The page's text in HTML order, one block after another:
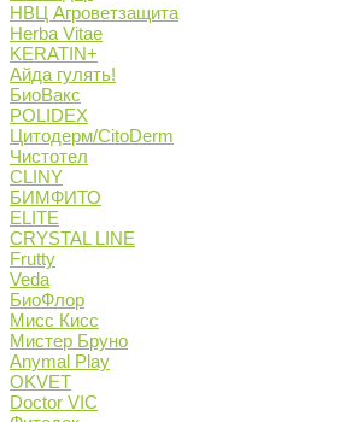
НВЦ Агроветзащита
Herba Vitae
KERATIN+
Айда гулять!
БиоВакс
POLIDEX
Цитодерм/CitoDerm
Чистотел
CLINY
БИМФИТО
ELITE
CRYSTAL LINE
Frutty
Veda
БиоФлор
Мисс Кисс
Мистер Бруно
Anymal Play
OKVET
Doctor VIC